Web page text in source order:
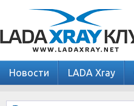
Новости LADA Xray